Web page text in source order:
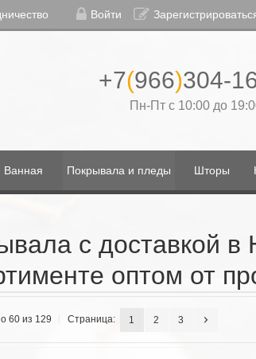
Войти
+7(966)304-
Пн-Пт с 10:00 до
Ванная Покрывала и пледы Шторы
с доставкой
оптом от
60 из 129 Страница: 1 2 3